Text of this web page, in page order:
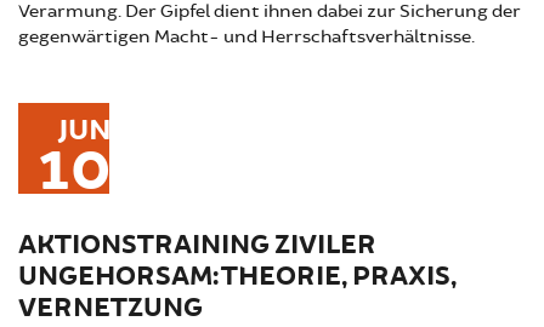
Verarmung. Der Gipfel dient ihnen dabei zur Sicherung der
gegenwärtigen Macht- und Herrschaftsverhältnisse.
JUN
10
AKTIONSTRAINING ZIVILER
UNGEHORSAM: THEORIE, PRAXIS,
VERNETZUNG